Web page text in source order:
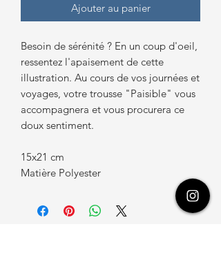
Ajouter au panier
Besoin de sérénité ? En un coup d'oeil,
ressentez l'apaisement de cette
illustration. Au cours de vos journées et
voyages, votre trousse "Paisible" vous
accompagnera et vous procurera ce
doux sentiment.
15x21 cm
Matière Polyester